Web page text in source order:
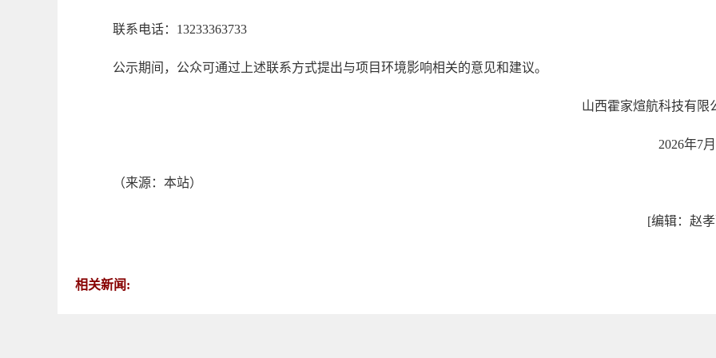
联系电话：13233363733
公示期间，公众可通过上述联系方式提出与项目环境影响相关的意见和建议。
山西霍家煊航科技有限
2026年7
（来源：本站）
[编辑：赵
相关新闻: